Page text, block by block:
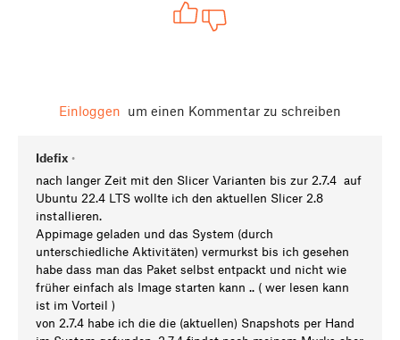
Einloggen um einen Kommentar zu schreiben
Idefix •
nach langer Zeit mit den Slicer Varianten bis zur 2.7.4 auf
Ubuntu 22.4 LTS wollte ich den aktuellen Slicer 2.8
installieren.
Appimage geladen und das System (durch
unterschiedliche Aktivitäten) vermurkst bis ich gesehen
habe dass man das Paket selbst entpackt und nicht wie
früher einfach als Image starten kann .. ( wer lesen kann
ist im Vorteil )
von 2.7.4 habe ich die die (aktuellen) Snapshots per Hand